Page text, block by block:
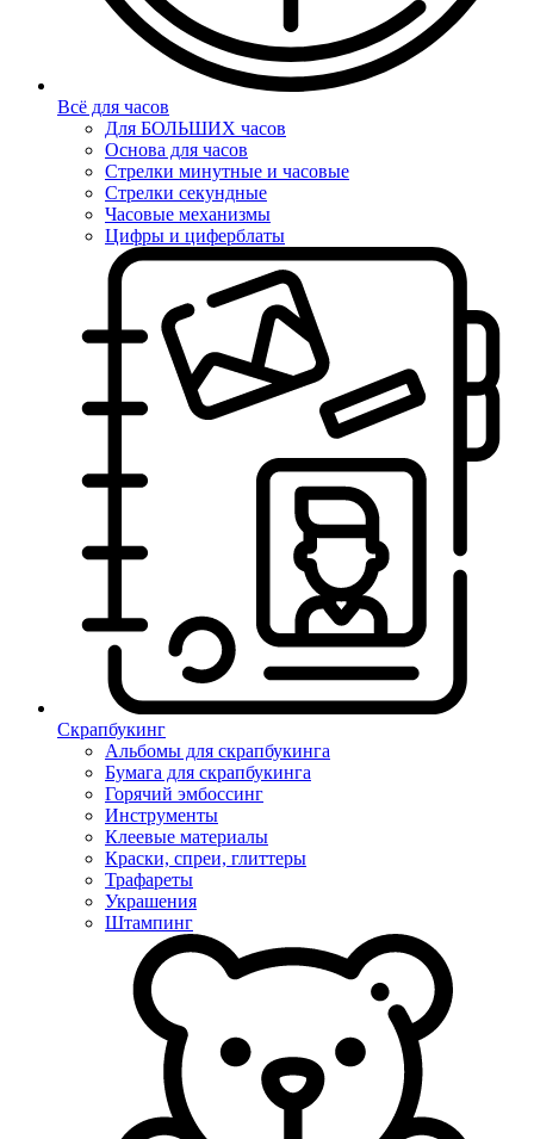
Всё для часов
Для БОЛЬШИХ часов
Основа для часов
Стрелки минутные и часовые
Стрелки секундные
Часовые механизмы
Цифры и циферблаты
Скрапбукинг
Альбомы для скрапбукинга
Бумага для скрапбукинга
Горячий эмбоссинг
Инструменты
Клеевые материалы
Краски, спреи, глиттеры
Трафареты
Украшения
Штампинг